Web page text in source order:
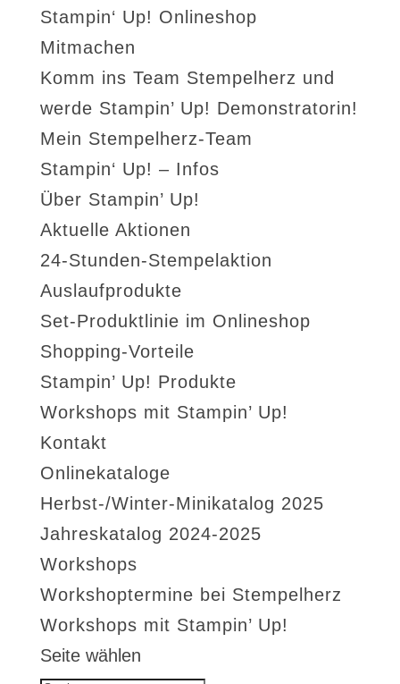
Stampin‘ Up! Onlineshop
Mitmachen
Komm ins Team Stempelherz und
werde Stampin’ Up! Demonstratorin!
Mein Stempelherz-Team
Stampin‘ Up! – Infos
Über Stampin’ Up!
Aktuelle Aktionen
24-Stunden-Stempelaktion
Auslaufprodukte
Set-Produktlinie im Onlineshop
Shopping-Vorteile
Stampin’ Up! Produkte
Workshops mit Stampin’ Up!
Kontakt
Onlinekataloge
Herbst-/Winter-Minikatalog 2025
Jahreskatalog 2024-2025
Workshops
Workshoptermine bei Stempelherz
Workshops mit Stampin’ Up!
Seite wählen